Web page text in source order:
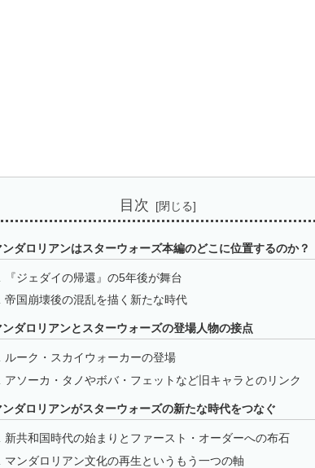
目次
ンダロリアンはスターウォーズ本編のどこに位置するのか？
『ジェダイの帰還』の5年後が舞台
帝国崩壊後の混乱を描く新たな時代
ンダロリアンとスターウォーズの登場人物の接点
ルーク・スカイウォーカーの登場
アソーカ・タノやボバ・フェットなど旧キャラとのリンク
ンダロリアンがスターウォーズの新たな時代をつなぐ
新共和国時代の始まりとファースト・オーダーへの布石
マンダロリアン文化の再生というもう一つの軸